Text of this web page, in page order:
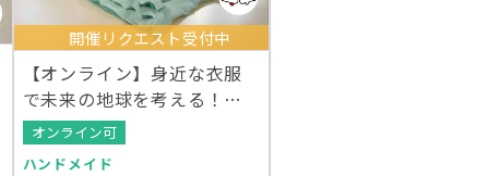
開催リクエスト受付中
【オンライン】身近な衣服
で未来の地球を考える！ク
ルエシカルWS
オンライン可
ハンドメイド